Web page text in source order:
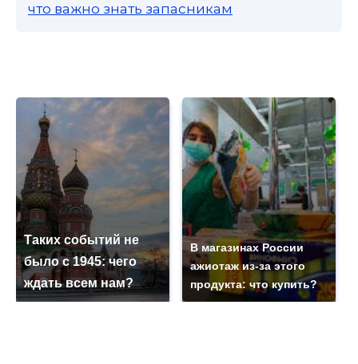
что важно знать запасникам
Таких событий не
было с 1945: чего
ждать всем нам?
В магазинах России
ажиотаж из-за этого
продукта: что купить?